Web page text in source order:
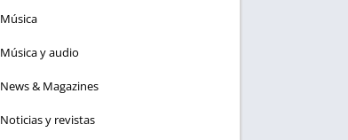
Música
Música y audio
News & Magazines
Noticias y revistas